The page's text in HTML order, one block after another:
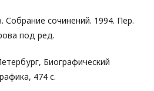
сочинений. 1994. Пер.
под ред.
Биографический
474 с.